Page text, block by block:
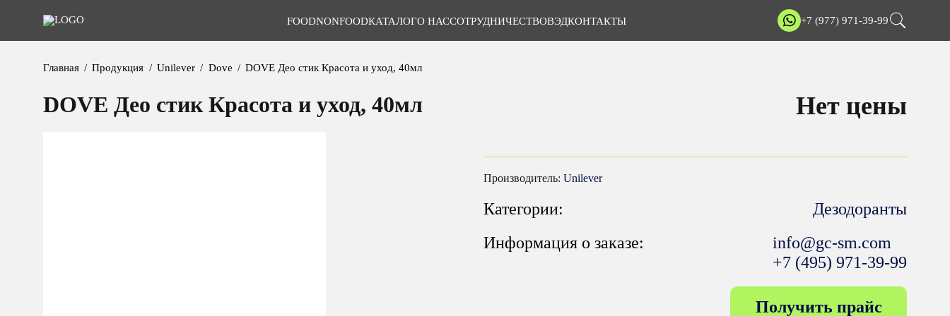
FOODNONFOODКАТАЛОГО НАССОТРУДНИЧЕСТВОВЭДКОНТАКТЫ +7 (977) 971-39-99
Главная Продукция Unilever Dove DOVE Део стик Красота и уход, 40мл
DOVE Део стик Красота и уход, 40мл Нет цены
Производитель:Unilever
Категории:
Дезодоранты
Информация о заказе:
info@gc-sm.com
+7 (495) 971-39-99
Получить прайс